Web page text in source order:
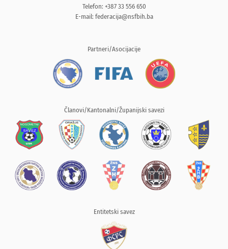
Telefon: +387 33 556 650
E-mail: federacija@nsfbih.ba
Partneri/Asocijacije
Članovi/Kantonalni/Županijski savezi
Entitetski savez